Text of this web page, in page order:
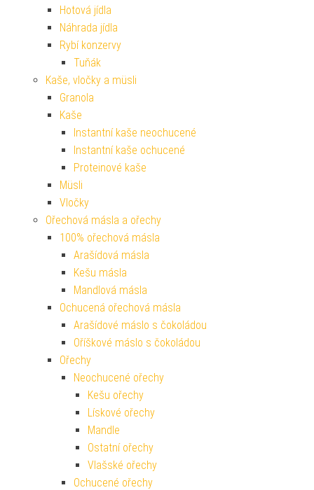
Hotová jídla
Náhrada jídla
Rybí konzervy
Tuňák
Kaše, vločky a müsli
Granola
Kaše
Instantní kaše neochucené
Instantní kaše ochucené
Proteinové kaše
Müsli
Vločky
Ořechová másla a ořechy
100% ořechová másla
Arašídová másla
Kešu másla
Mandlová másla
Ochucená ořechová másla
Arašídové máslo s čokoládou
Oříškové máslo s čokoládou
Ořechy
Neochucené ořechy
Kešu ořechy
Lískové ořechy
Mandle
Ostatní ořechy
Vlašské ořechy
Ochucené ořechy